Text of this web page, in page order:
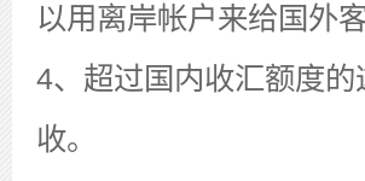
以用离岸帐户来给国外
4、超过国内收汇额度
收。